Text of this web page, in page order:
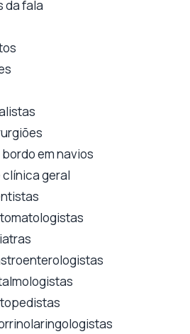
da fala
em navios
clínica geral